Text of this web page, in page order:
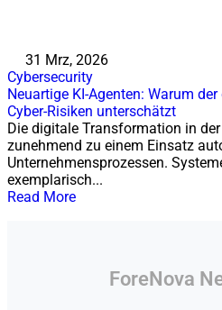
31 Mrz, 2026
Cybersecurity
Neuartige KI-Agenten: Warum
Cyber-Risiken unterschätzt
Die digitale Transformation in
zunehmend zu einem Einsatz
Unternehmensprozessen.
exemplarisch...
Read More
ForeNova